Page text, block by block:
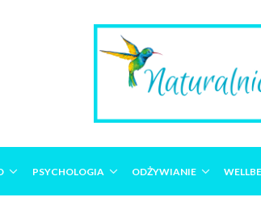
PSYCHOLOGIA ODŻYWIANIE